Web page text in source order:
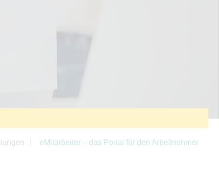
eMitarbeiter – das Portal für den Arbeitnehmer